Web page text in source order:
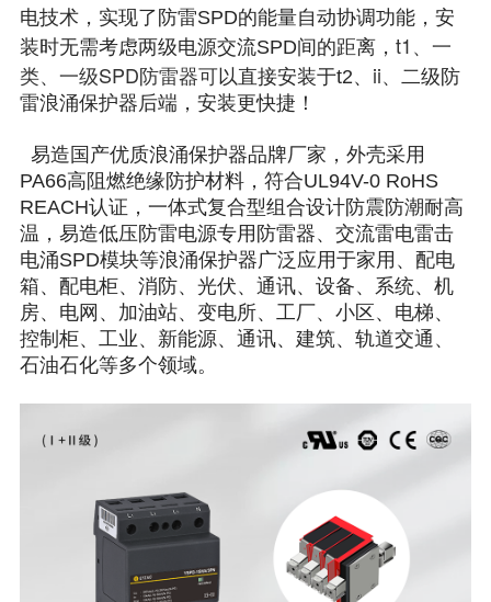
电技术，实现了防雷SPD的能量自动协调功能，安
装时无需考虑两级电源交流SPD间的距离， t1、一
类、 一级SPD防雷器可以直接安装于t2、 ii、
二级防
雷浪涌保护器后端，安装更快捷！
易造国产优质浪涌保护器品牌厂家，外壳采用
PA66高阻燃绝缘防护材料，符合UL94V-0 RoHS
REACH认证，一体式复合型组合设计防震防潮耐高
温，易造低压防雷电源专用防雷器、交流雷电雷击
电涌SPD模块等浪涌保护器广泛应用于家用、配电
箱、配电柜、消防、光伏、通讯、设备、系统、机
房、电网、加油站、变电所、工厂、小区、电梯、
控制柜、工业、新能源、通讯、建筑、轨道交通、
石油石化等多个领域。